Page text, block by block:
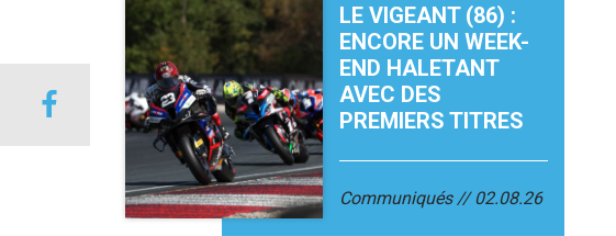
LE VIGEANT (86) :
ENCORE UN WEEK-
END HALETANT
AVEC DES
PREMIERS TITRES
Communiqués 02.08.26